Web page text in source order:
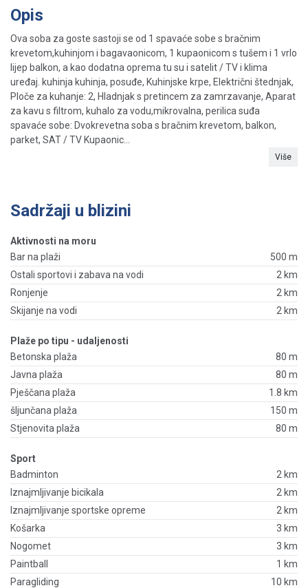
Opis
Ova soba za goste sastoji se od 1 spavaće sobe s bračnim
krevetom,kuhinjom i bagavaonicom, 1 kupaonicom s tušem i 1 vrlo
lijep balkon, a kao dodatna oprema tu su i satelit / TV i klima
uređaj. kuhinja kuhinja, posuđe, Kuhinjske krpe, Električni štednjak,
Ploče za kuhanje: 2, Hladnjak s pretincem za zamrzavanje, Aparat
za kavu s filtrom, kuhalo za vodu,mikrovalna, perilica suđa
spavaće sobe: Dvokrevetna soba s bračnim krevetom, balkon,
parket, SAT / TV Kupaonic...
Više
Sadržaji u blizini
Aktivnosti na moru
Bar na plaži
500 m
Ostali sportovi i zabava na vodi
2 km
Ronjenje
2 km
Skijanje na vodi
2 km
Plaže po tipu - udaljenosti
Betonska plaža
80 m
Javna plaža
80 m
Pješčana plaža
1.8 km
šljunčana plaža
150 m
Stjenovita plaža
80 m
Sport
Badminton
2 km
Iznajmljivanje bicikala
2 km
Iznajmljivanje sportske opreme
2 km
Košarka
3 km
Nogomet
3 km
Paintball
1 km
Paragliding
10 km